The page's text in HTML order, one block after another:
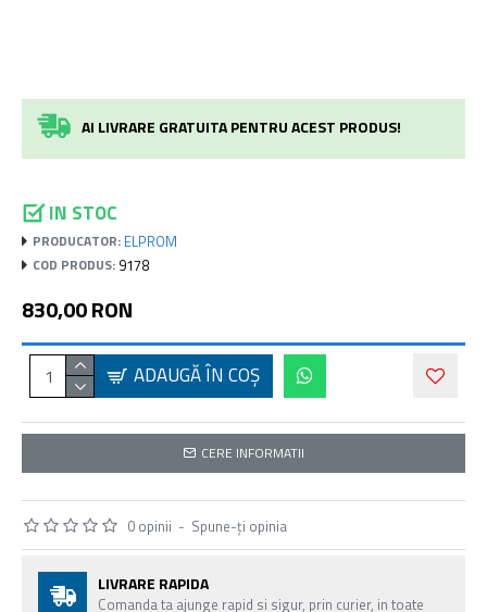
AI LIVRARE GRATUITA PENTRU ACEST PRODUS!
IN STOC
PRODUCATOR: ELPROM
COD PRODUS: 9178
0 opinii - Spune-ţi opinia
830,00 RON
ADAUGĂ ÎN COŞ
CERE INFORMATII
LIVRARE RAPIDA
Comanda ta ajunge rapid si sigur, prin curier, in toate